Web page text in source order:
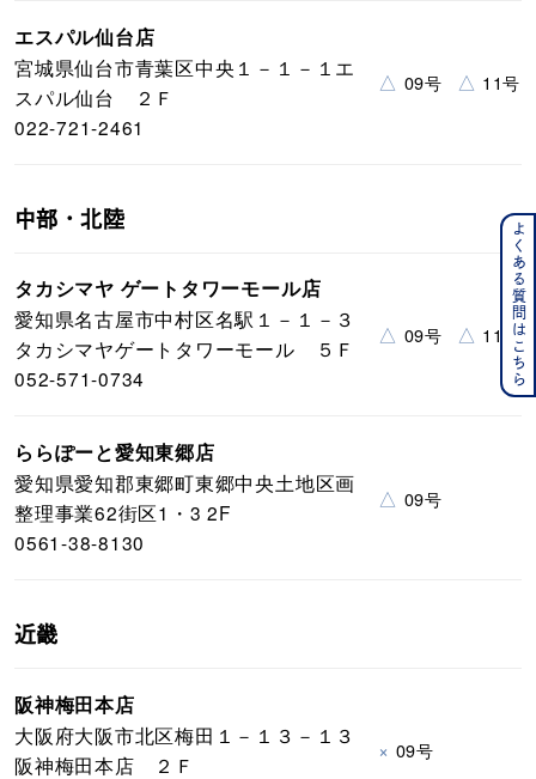
エスパル仙台店
宮城県仙台市青葉区中央１－１－１エ
スパル仙台 ２Ｆ
022-721-2461
△ 09号 △ 11号
中部・北陸
タカシマヤ ゲートタワーモール店
愛知県名古屋市中村区名駅１－１－３
タカシマヤゲートタワーモール ５Ｆ
052-571-0734
△ 09号 △ 11号
ららぽーと愛知東郷店
愛知県愛知郡東郷町東郷中央土地区画
整理事業62街区1・3 2F
0561-38-8130
△ 09号
近畿
阪神梅田本店
大阪府大阪市北区梅田１－１３－１３
阪神梅田本店 ２Ｆ
× 09号
よくある質問はこちら